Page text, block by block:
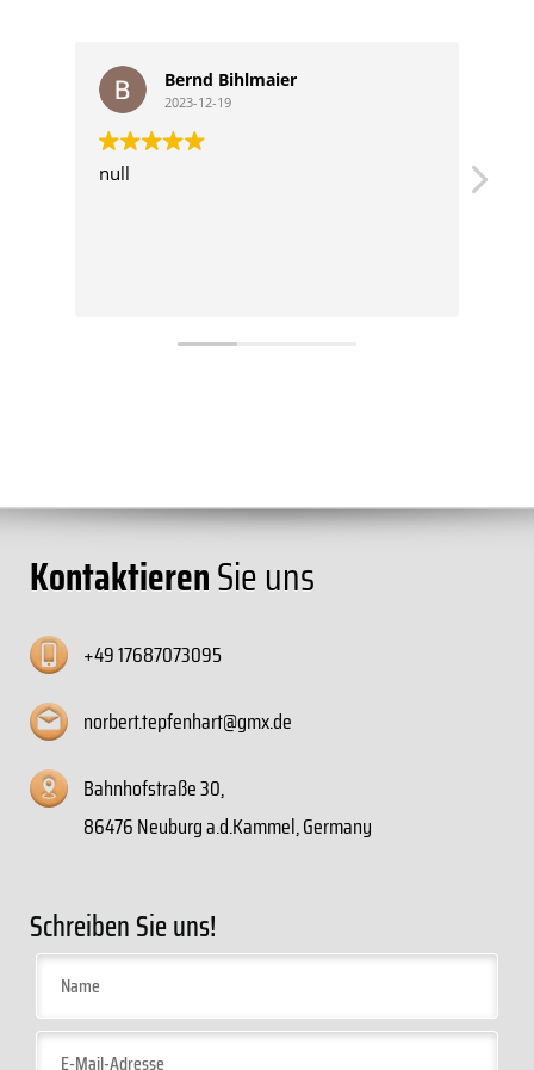
Bernd Bihlmaier
2023-12-19
null
KontaktierenSie uns
+49 17687073095
norbert.tepfenhart@gmx.de
Bahnhofstraße 30,
86476 Neuburg a.d.Kammel, Germany
Schreiben Sie uns!